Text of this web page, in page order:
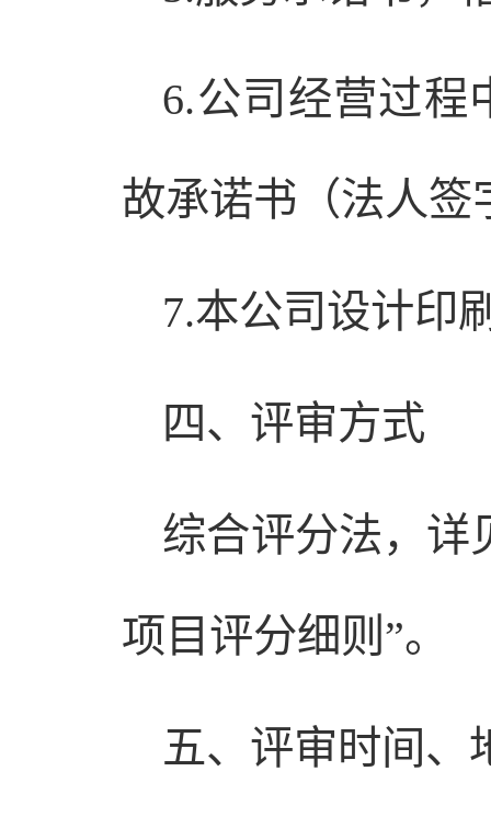
6.公司经营过程
故承诺书（法人签
7.本公司设计印
四、评审方式
综合评分法，详
项目评分细则”。
五、评审时间、